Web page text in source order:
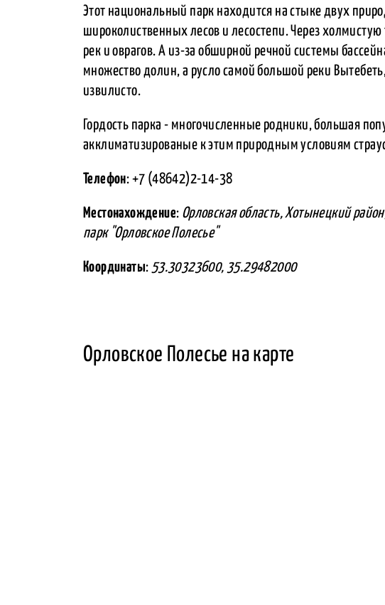
Этот национальный парк находится на стыке двух
широколиственных лесов и лесостепи. Через
рек и оврагов. А из-за обширной речной системы
множество долин, а русло самой большой реки
извилисто.
Гордость парка - многочисленные родники, большая
акклиматизированые к этим природным условиям
Телефон: +7 (48642)2-14-38
Местонахождение: Орловская область, Хотынецкий
парк "Орловское Полесье"
Координаты: 53.30323600, 35.29482000
Орловское Полесье на карте